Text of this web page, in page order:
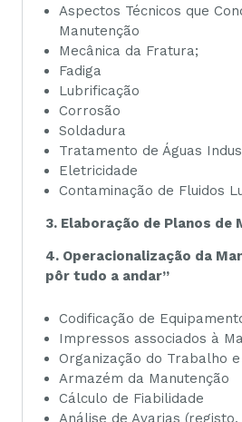
Aspectos Técnicos que
Manutenção
Mecânica da Fratura;
Fadiga
Lubrificação
Corrosão
Soldadura
Tratamento de Águas
Eletricidade
Contaminação de Fluidos
3. Elaboração de Planos de
4. Operacionalização da
pôr tudo a andar”
Codificação de
Impressos associados à
Organização do Trabalho e
Armazém da Manutenção
Cálculo de Fiabilidade
Análise de Avarias (registo,